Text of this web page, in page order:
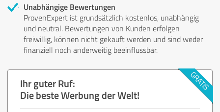
Unabhängige Bewertungen
ProvenExpert ist grundsätzlich kostenlos, unabhängig
und neutral. Bewertungen von Kunden erfolgen
freiwillig, können nicht gekauft werden und sind weder
finanziell noch anderweitig beeinflussbar.
Ihr guter Ruf:
Die beste Werbung der Welt!